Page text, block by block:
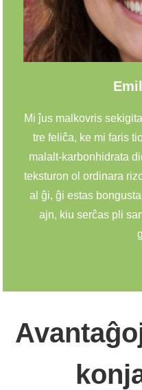
Mi ĵus malkovris
tre feliĉa, ke mi faris
malalt-karbonhidrata
teksturon ol ordinara
al ĝi, ĝi estas
ajn, kiu serĉas pli